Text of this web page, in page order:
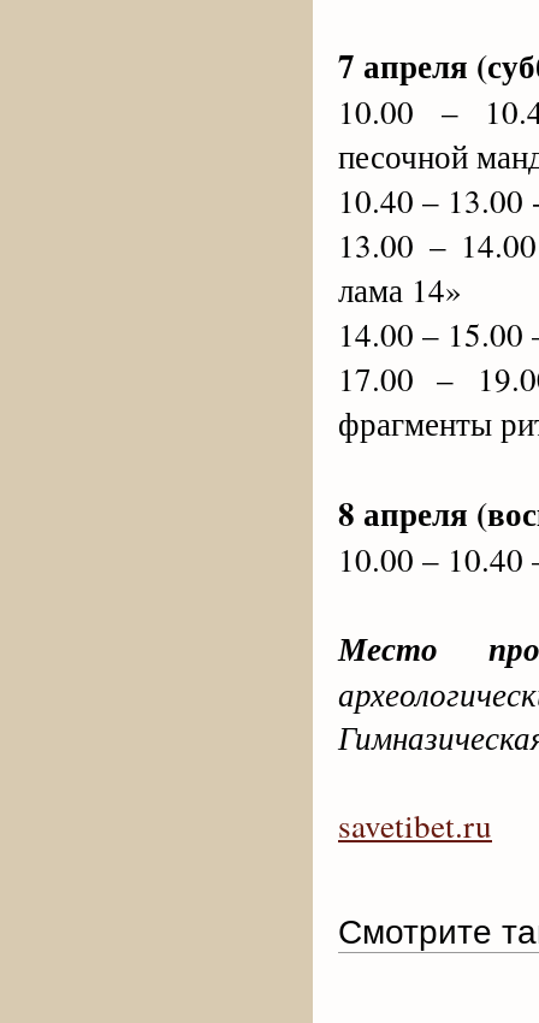
7 апреля
10.00 –
песочной
10.40 – 13.00
13.00 –
лама 14»
14.00 – 15.00
17.00 –
фрагменты
8 апреля
10.00 –
Место
savetibet.ru
Смотрите